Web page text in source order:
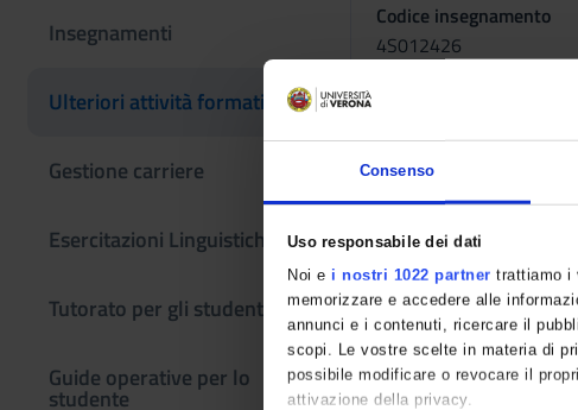
Consenso
Uso responsabile dei dati
Noi e i nostri 1022 partner trattiamo i
memorizzare e accedere alle
annunci e i contenuti, ricercare il
scopi. Le vostre scelte in materia di
possibile modificare o revocare il
attivazione della privacy.
Insegnamenti
Ulteriori attività formative
Gestione carriere
Esercitazioni Linguistiche CLA
Tutorato per gli studenti
Guide operative per lo
studente
Codice insegnamento
4S012426
L'insegnamento è